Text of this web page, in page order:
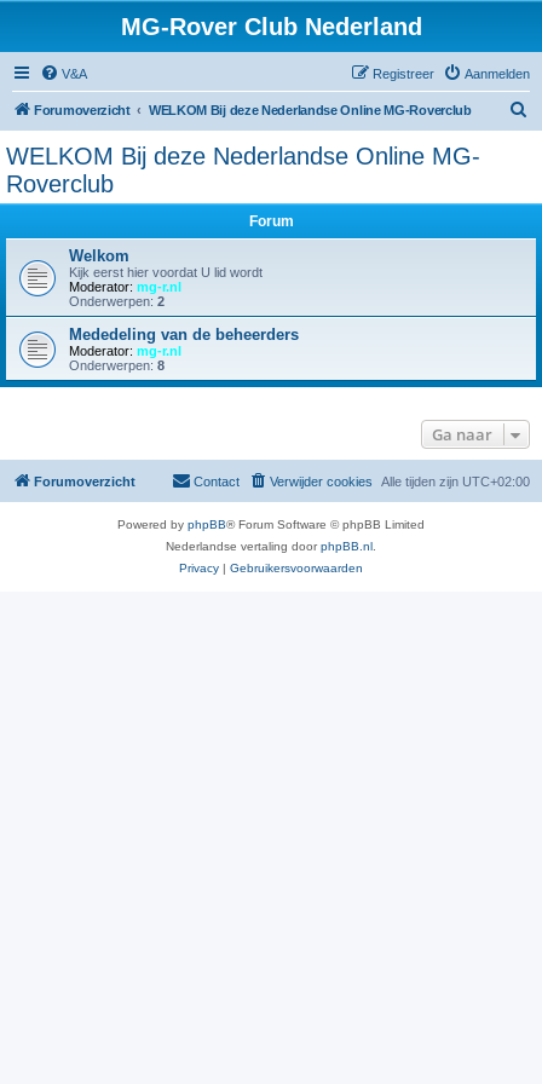
MG-Rover Club Nederland
V&A Aanmelden
Registreer
Forumoverzicht WELKOM Bij deze Nederlandse Online MG-Roverclub
WELKOM Bij deze Nederlandse Online MG-
Roverclub
Forum
Welkom
Kijk eerst hier voordat U lid wordt
Moderator: mg-r.nl
Onderwerpen: 2
Mededeling van de beheerders
Moderator: mg-r.nl
Onderwerpen: 8
Ga naar
Forumoverzicht Alle tijden zijn UTC+02:00
Verwijder cookies
Contact
Powered by phpBB® Forum Software © phpBB Limited
Nederlandse vertaling doorphpBB.nl
Privacy | Gebruikersvoorwaarden